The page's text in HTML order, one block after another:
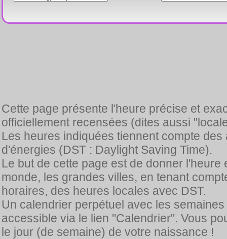
Cette page présente l'heure précise et
officiellement recensées (dites aussi
Les heures indiquées tiennent compte
d'énergies (DST : Daylight Saving Time).
Le but de cette page est de donner
monde, les grandes villes, en tenant
horaires, des heures locales avec DST.
Un calendrier perpétuel avec les
accessible via le lien "Calendrier". Vous
le jour (de semaine) de votre naissance !